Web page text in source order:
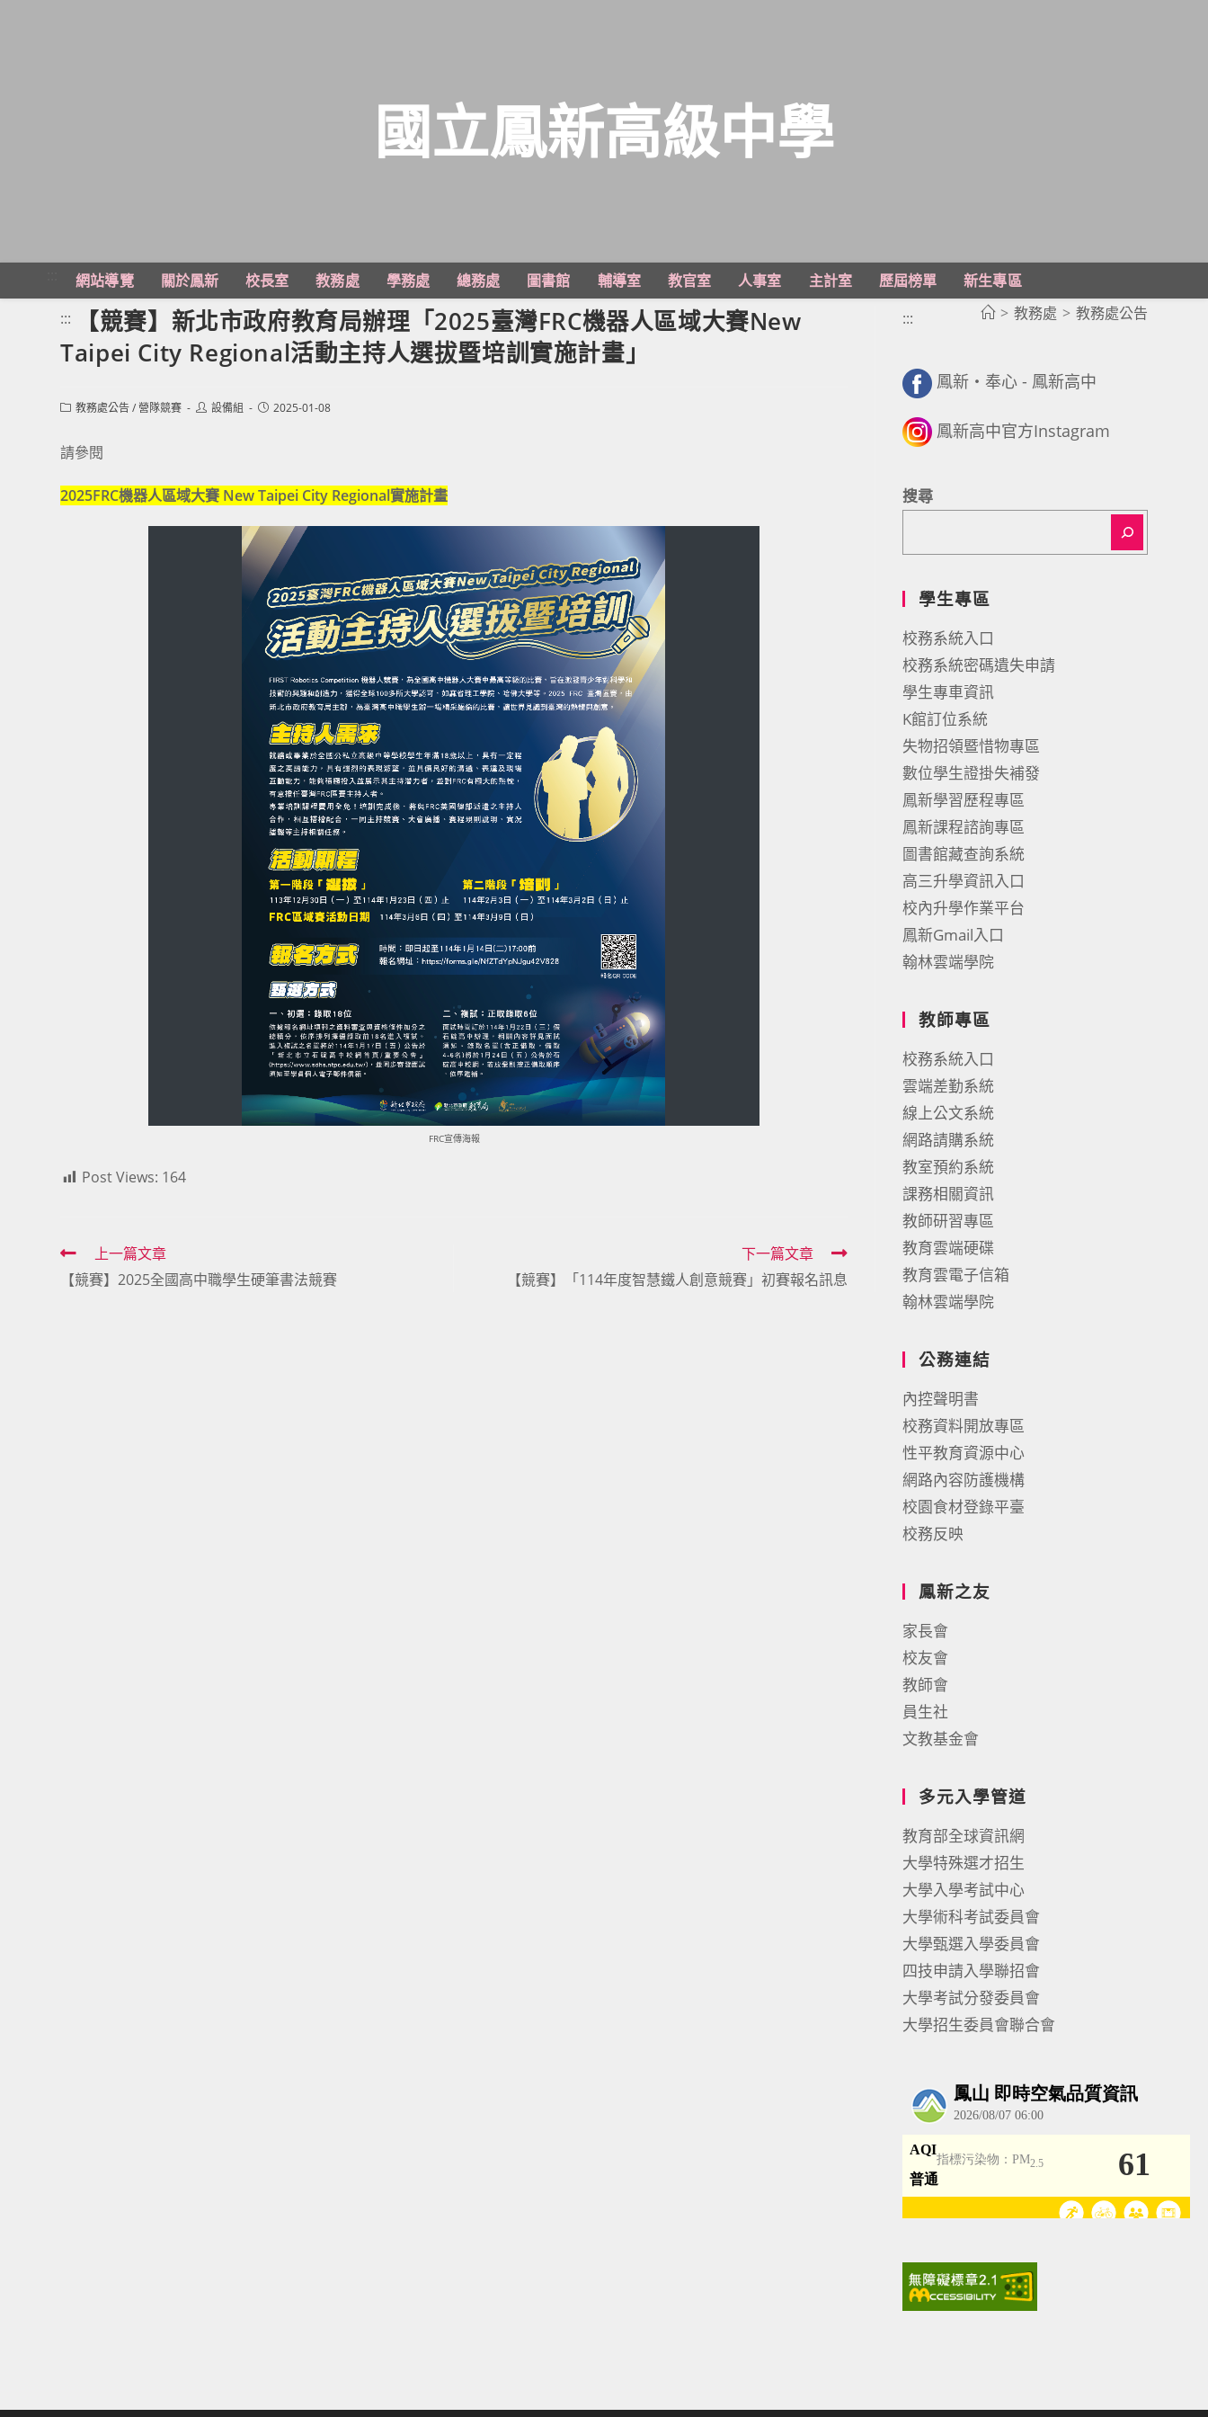
主
國立鳳新高級中學
網站導覽 關於鳳新 校長室 教務處 學務處 總務處 圖書館 輔導室 教官室 人事室 主計室 歷屆榜單
新生專區
> 教務處 > 教務處公告
:::
【競賽】新北市政府教育局辦理「2025臺灣FRC機器人區域大賽New
Taipei City Regional活動主持人選拔暨培訓實施計畫」
Post教務處公告/營隊競賽
Post設備組
Post2025-01-08
請參閱
2025FRC機器人區域大賽 New Taipei City Regional實施計畫
FRC宣傳海報
Post Views: 164
Read
more
上一篇文章
【競賽】2025全國高中職學生硬筆書法競賽
下一篇文章
【競賽】「114年度智慧鐵人創意競賽」初賽報名訊息
:::
鳳新・奉心 - 鳳新高中
鳳新高中官方Instagram
搜尋
學生專區
校務系統入口
校務系統密碼遺失申請
學生專車資訊
K館訂位系統
失物招領暨惜物專區
數位學生證掛失補發
鳳新學習歷程專區
鳳新課程諮詢專區
圖書館藏查詢系統
高三升學資訊入口
校內升學作業平台
鳳新Gmail入口
翰林雲端學院
教師專區
校務系統入口
雲端差勤系統
線上公文系統
網路請購系統
教室預約系統
課務相關資訊
教師研習專區
教育雲端硬碟
教育雲電子信箱
翰林雲端學院
公務連結
內控聲明書
校務資料開放專區
性平教育資源中心
網路內容防護機構
校園食材登錄平臺
校務反映
鳳新之友
家長會
校友會
教師會
員生社
文教基金會
多元入學管道
教育部全球資訊網
大學特殊選才招生
大學入學考試中心
大學術科考試委員會
大學甄選入學委員會
四技申請入學聯招會
大學考試分發委員會
大學招生委員會聯合會